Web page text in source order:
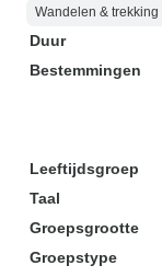
Wandelen & trekking
Duur
Bestemmingen
Leeftijdsgroep
Taal
Groepsgrootte
Groepstype